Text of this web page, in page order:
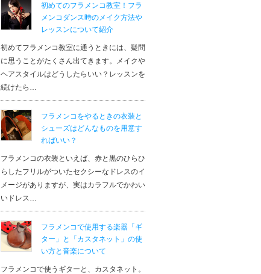
初めてのフラメンコ教室！フラ
メンコダンス時のメイク方法や
レッスンについて紹介
初めてフラメンコ教室に通うときには、疑問
に思うことがたくさん出てきます。メイクや
ヘアスタイルはどうしたらいい？レッスンを
続けたら…
フラメンコをやるときの衣装と
シューズはどんなものを用意す
ればいい？
フラメンコの衣装といえば、赤と黒のひらひ
らしたフリルがついたセクシーなドレスのイ
メージがありますが、実はカラフルでかわい
いドレス…
フラメンコで使用する楽器「ギ
ター」と「カスタネット」の使
い方と音楽について
フラメンコで使うギターと、カスタネット。